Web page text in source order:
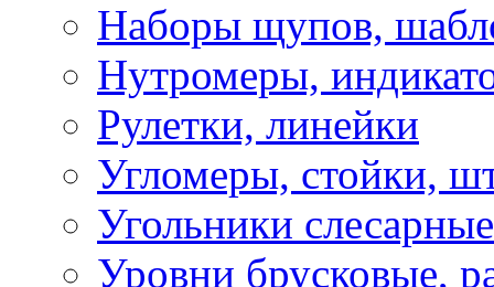
Наборы щупов,
Нутромеры,
Рулетки, линейки
Угломеры, стойки,
Угольники слесарные
Уровни брусковые,